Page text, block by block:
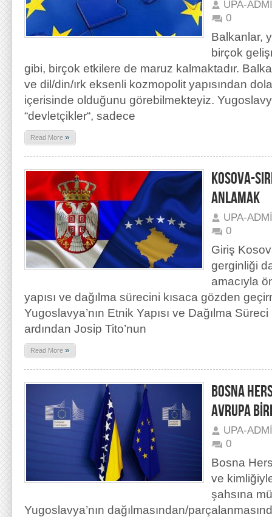
UPA-
0
Balkanlar,
birçok
gibi, birçok etkilere de maruz kalmaktadır.
ve dil/din/ırk eksenli kozmopolit yapısından
içerisinde olduğunu görebilmekteyiz.
“devletçikler“, sadece
Read More »
KOSOVA-
ANLAMAK
UPA-
0
Giriş
gerginliği
amacıyla
yapısı ve dağılma sürecini kısaca gözden
Yugoslavya’nın Etnik Yapısı ve Dağılma
ardından Josip Tito’nun
Read More »
BOSNA
AVRUPA
UPA-
0
Bosna
ve
şahsına
Yugoslavya’nın dağılmasından/